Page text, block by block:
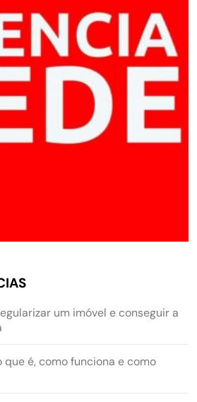
um imóvel e conseguir a
que é, como funciona e como